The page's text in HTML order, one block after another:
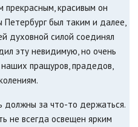
прекрасным, красивым он
Петербург был таким и далее,
духовной силой соединял
эту невидимую, но очень
пращуров, прадедов,
должны за что-то держаться.
не всегда освещен ярким